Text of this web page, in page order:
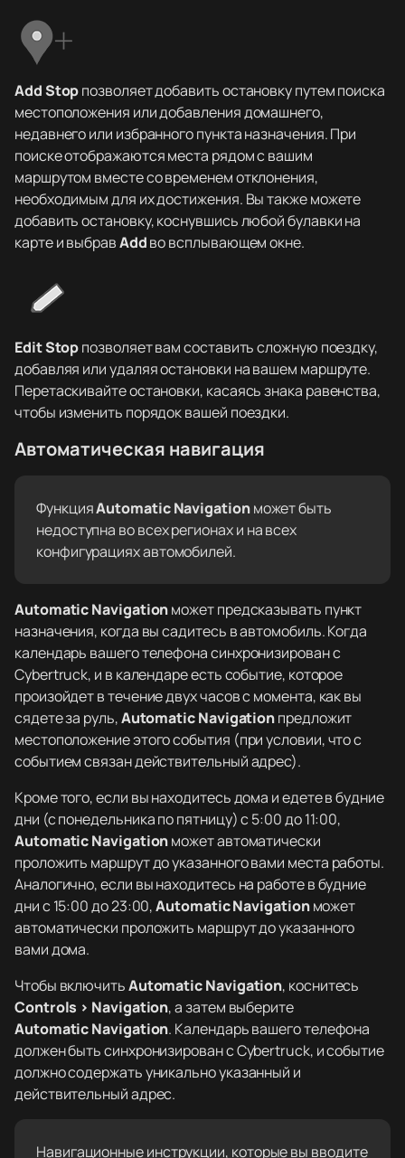
Add Stopпозволяет добавить остановку путем поиска
местоположения или добавления домашнего,
недавнего или избранного пункта назначения. При
поиске отображаются места рядом с вашим
маршрутом вместе со временем отклонения,
необходимым для их достижения. Вы также можете
добавить остановку, коснувшись любой булавки на
карте и выбравAddво всплывающем окне.
Edit Stopпозволяет вам составить сложную поездку,
добавляя или удаляя остановки на вашем маршруте.
Перетаскивайте остановки, касаясь знака равенства,
чтобы изменить порядок вашей поездки.
Автоматическая навигация
ФункцияAutomatic Navigationможет быть
недоступна во всех регионах и на всех
конфигурациях автомобилей.
Automatic Navigationможет предсказывать пункт
назначения, когда вы садитесь в автомобиль. Когда
календарь вашего телефона синхронизирован с
Cybertruck, и в календаре есть событие, которое
произойдет в течение двух часов с момента, как вы
сядете за руль,Automatic Navigationпредложит
местоположение этого события (при условии, что с
событием связан действительный адрес).
Кроме того, если вы находитесь дома и едете в будние
дни (с понедельника по пятницу) с 5:00 до 11:00,
Automatic Navigationможет автоматически
проложить маршрут до указанного вами места работы.
Аналогично, если вы находитесь на работе в будние
дни с 15:00 до 23:00,Automatic Navigationможет
автоматически проложить маршрут до указанного
вами дома.
Чтобы включитьAutomatic Navigation, коснитесь
Controls > Navigation, а затем выберите
Automatic Navigation. Календарь вашего телефона
должен быть синхронизирован с Cybertruck, и событие
должно содержать уникально указанный и
действительный адрес.
Навигационные инструкции, которые вы вводите